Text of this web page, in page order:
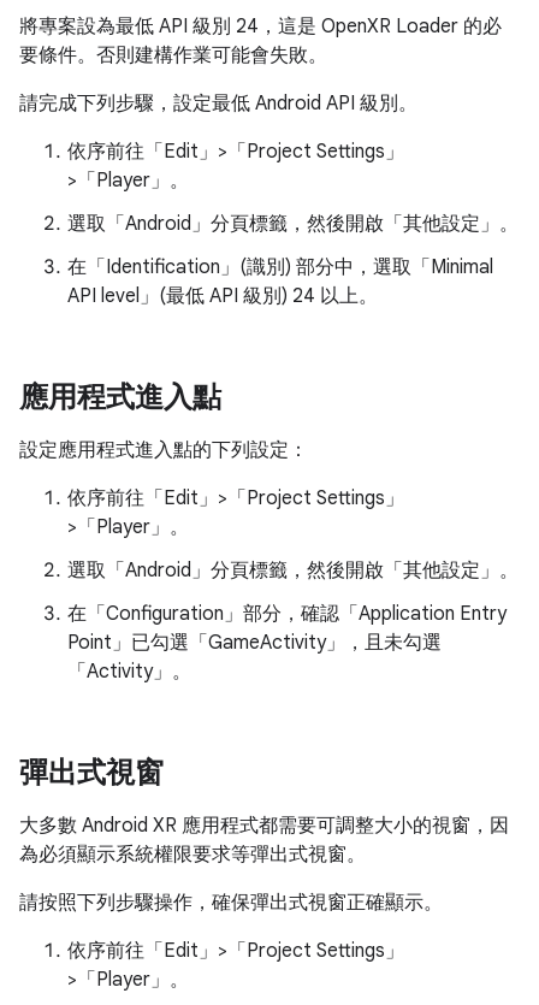
將專案設為最低 API 級別 24，這是 OpenXR Loader 的必
要條件。否則建構作業可能會失敗。
請完成下列步驟，設定最低 Android API 級別。
依序前往「Edit」>「Project Settings」
>「Player」。
選取「Android」分頁標籤，然後開啟「其他設定」 。
在「Identification」(識別) 部分中，選取「Minimal
API level」(最低 API 級別) 24 以上。
應用程式進入點
設定應用程式進入點的下列設定：
依序前往「Edit」>「Project Settings」
>「Player」。
選取「Android」 分頁標籤，然後開啟「其他設定」 。
在「Configuration」 部分，確認「Application Entry
Point」 已勾選「GameActivity」
，且未勾選
「Activity」 。
彈出式視窗
大多數 Android XR 應用程式都需要可調整大小的視窗，因
為必須顯示系統權限要求等彈出式視窗。
請按照下列步驟操作，確保彈出式視窗正確顯示。
依序前往「Edit」>「Project Settings」
>「Player」。